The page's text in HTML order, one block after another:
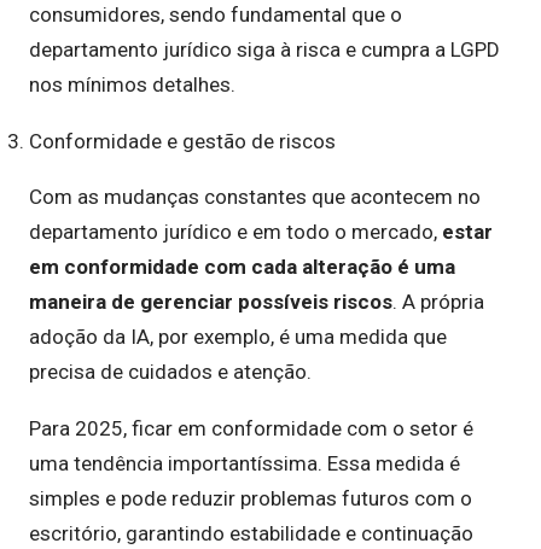
consumidores, sendo fundamental que o
departamento jurídico siga à risca e cumpra a LGPD
nos mínimos detalhes.
Conformidade e gestão de riscos
Com as mudanças constantes que acontecem no
departamento jurídico e em todo o mercado, estar
em conformidade com cada alteração é uma
maneira de gerenciar possíveis riscos. A própria
adoção da IA, por exemplo, é uma medida que
precisa de cuidados e atenção.
Para 2025, ficar em conformidade com o setor é
uma tendência importantíssima. Essa medida é
simples e pode reduzir problemas futuros com o
escritório, garantindo estabilidade e continuação